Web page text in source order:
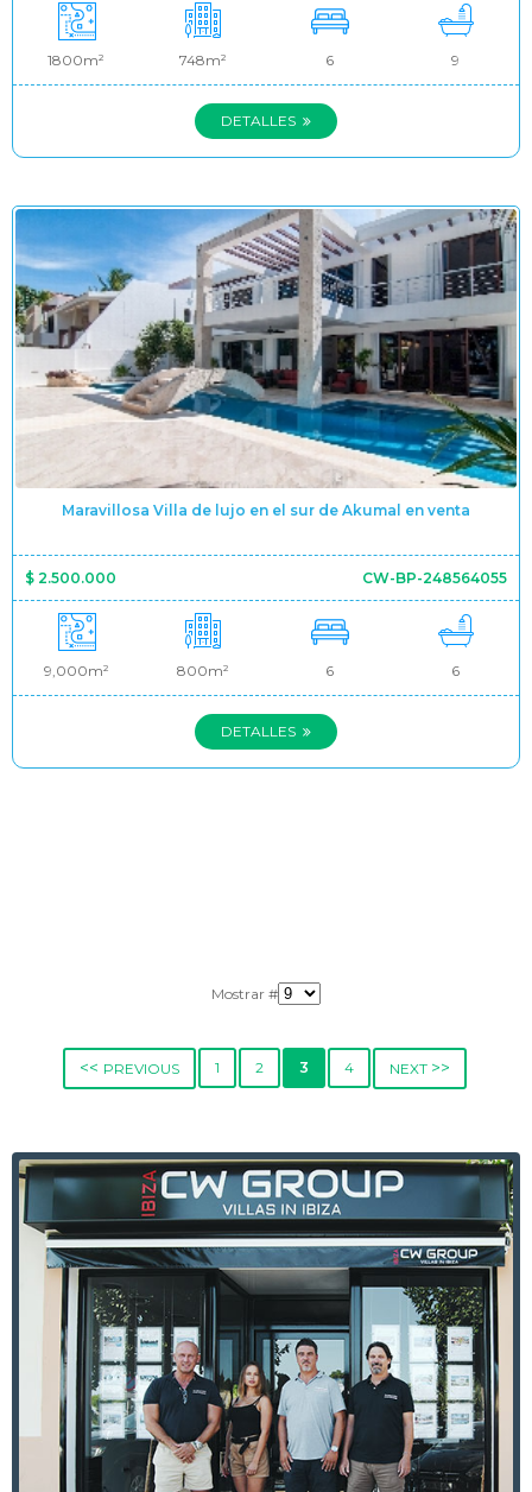
1800m² 748m² 6 9
DETALLES
Maravillosa Villa de lujo en el sur de Akumal en venta
$ 2.500.000 CW-BP-248564055
9,000m² 800m² 6 6
DETALLES
Mostrar #
<< PREVIOUS 1 2 3 4 NEXT >>